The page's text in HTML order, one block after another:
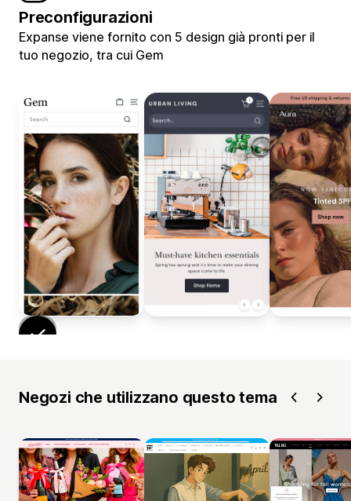
Preconfigurazioni
Expanse viene fornito con 5 design già pronti per il
tuo negozio, tra cui Gem
Negozi che utilizzano questo tema